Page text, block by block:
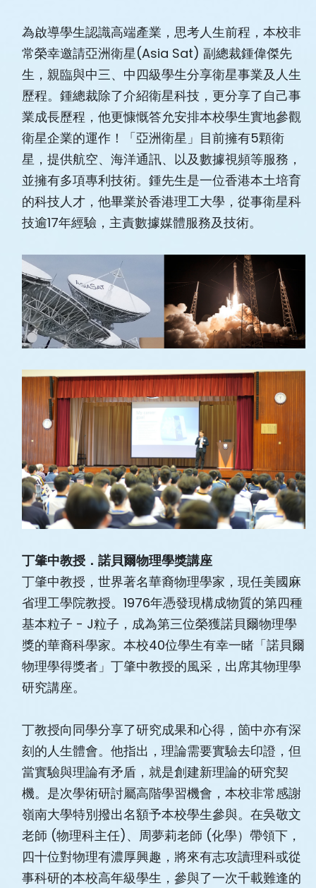
為啟導學生認識高端產業，思考人生前程，本校非
常榮幸邀請亞洲衛星(Asia Sat) 副總裁鍾偉傑先
生，親臨與中三、中四級學生分享衛星事業及人生
歷程。鍾總裁除了介紹衛星科技，更分享了自己事
業成長歷程，他更慷慨答允安排本校學生實地參觀
衛星企業的運作！「亞洲衛星」目前擁有5顆衛
星，提供航空、海洋通訊、以及數據視頻等服務，
並擁有多項專利技術。鍾先生是一位香港本土培育
的科技人才，他畢業於香港理工大學，從事衛星科
技逾17年經驗，主責數據媒體服務及技術。
丁肇中教授．諾貝爾物理學獎講座
丁肇中教授，世界著名華裔物理學家，現任美國麻
省理工學院教授。1976年憑發現構成物質的第四種
基本粒子 - J粒子，成為第三位榮獲諾貝爾物理學
獎的華裔科學家。本校40位學生有幸一睹「諾貝爾
物理學得獎者」丁肇中教授的風采，出席其物理學
研究講座。
丁教授向同學分享了研究成果和心得，箇中亦有深
刻的人生體會。他指出，理論需要實驗去印證，但
當實驗與理論有矛盾，就是創建新理論的研究契
機。是次學術研討屬高階學習機會，本校非常感謝
嶺南大學特別撥出名額予本校學生參與。在吳敬文
老師 (物理科主任)、周夢莉老師 (化學）帶領下，
四十位對物理有濃厚興趣，將來有志攻讀理科或從
事科研的本校高年級學生，參與了一次千載難逢的